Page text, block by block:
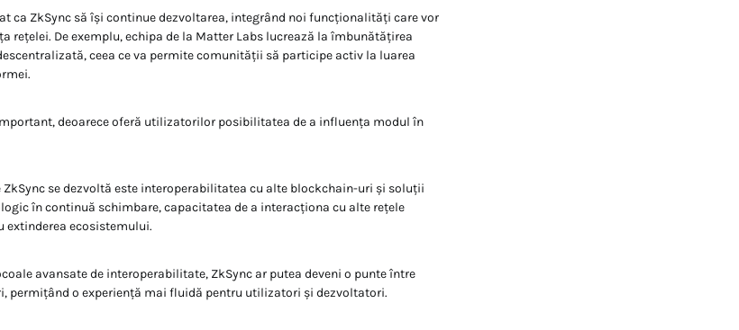
ca ZkSync să își continue dezvoltarea, integrând noi funcționalități care vor
De exemplu, echipa de la Matter Labs lucrează la îmbunătățirea
ceea ce va permite comunității să participe activ la luarea
deoarece oferă utilizatorilor posibilitatea de a influența modul în
se dezvoltă este interoperabilitatea cu alte blockchain-uri și soluții
în continuă schimbare, capacitatea de a interacționa cu alte rețele
extinderea ecosistemului.
avansate de interoperabilitate, ZkSync ar putea deveni o punte între
permițând o experiență mai fluidă pentru utilizatori și dezvoltatori.